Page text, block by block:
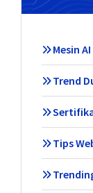
Mesin
Trend
Tips